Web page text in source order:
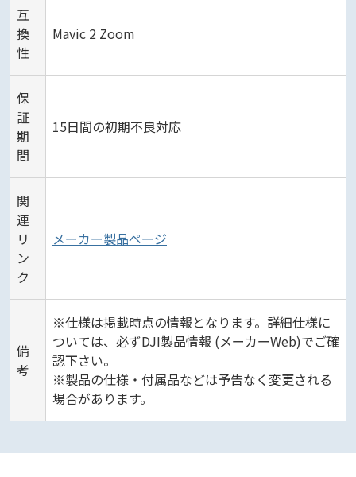
互
換
性
Mavic 2 Zoom
保
証
期
間
15日間の初期不良対応
関
連
リ
ン
ク
メーカー製品ページ
備
考
※仕様は掲載時点の情報となります。詳細仕様に
ついては、必ずDJI製品情報 (メーカーWeb)でご確
認下さい。
※製品の仕様・付属品などは予告なく変更される
場合があります。